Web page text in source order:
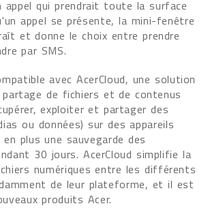
appel qui prendrait toute la surface
appel se présente, la mini-fenêtre
et donne le choix entre prendre
par SMS.
avec AcerCloud, une solution
de fichiers et de contenus
exploiter et partager des
ou données) sur des appareils
plus une sauvegarde des
30 jours. AcerCloud simplifie la
numériques entre les différents
de leur plateforme, et il est
produits Acer.